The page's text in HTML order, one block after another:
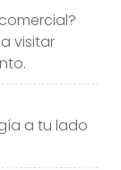
visitar
a tu lado